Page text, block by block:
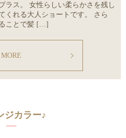
ラス。 女性らしい柔らかさを残し
くれる大人ショートです。 さら
ことで髪 […]
MORE
ジカラー♪